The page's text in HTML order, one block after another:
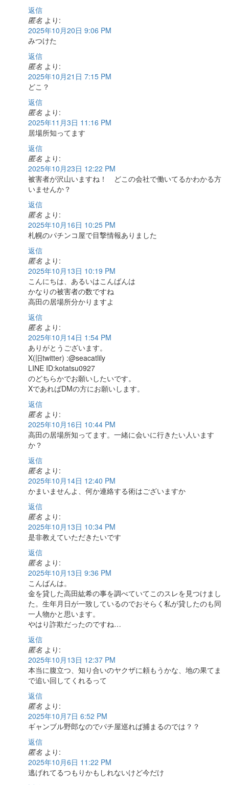
返信
匿名 より:
2025年10月20日 9:06 PM
みつけた
返信
匿名 より:
2025年10月21日 7:15 PM
どこ？
返信
匿名 より:
2025年11月3日 11:16 PM
居場所知ってます
返信
匿名 より:
2025年10月23日 12:22 PM
被害者が沢山いますね！ どこの会社で働いてるかわかる方
いませんか？
返信
匿名 より:
2025年10月16日 10:25 PM
札幌のパチンコ屋で目撃情報ありました
返信
匿名 より:
2025年10月13日 10:19 PM
こんにちは、あるいはこんばんは
かなりの被害者の数ですね
高田の居場所分かりますよ
返信
匿名 より:
2025年10月14日 1:54 PM
ありがとうございます。
X(旧twitter) :@seacatlily
LINE ID:kotatsu0927
のどちらかでお願いしたいです。
XであればDMの方にお願いします。
返信
匿名 より:
2025年10月16日 10:44 PM
高田の居場所知ってます。一緒に会いに行きたい人います
か？
返信
匿名 より:
2025年10月14日 12:40 PM
かまいませんよ、何か連絡する術はございますか
返信
匿名 より:
2025年10月13日 10:34 PM
是非教えていただきたいです
返信
匿名 より:
2025年10月13日 9:36 PM
こんばんは。
金を貸した高田紘希の事を調べていてこのスレを見つけまし
た。生年月日が一致しているのでおそらく私が貸したのも同
一人物かと思います。
やはり詐欺だったのですね…
返信
匿名 より:
2025年10月13日 12:37 PM
本当に腹立つ、知り合いのヤクザに頼もうかな、地の果てま
で追い回してくれるって
返信
匿名 より:
2025年10月7日 6:52 PM
ギャンブル野郎なのでパチ屋巡れば捕まるのでは？？
返信
匿名 より:
2025年10月6日 11:22 PM
逃げれてるつもりかもしれないけど今だけ